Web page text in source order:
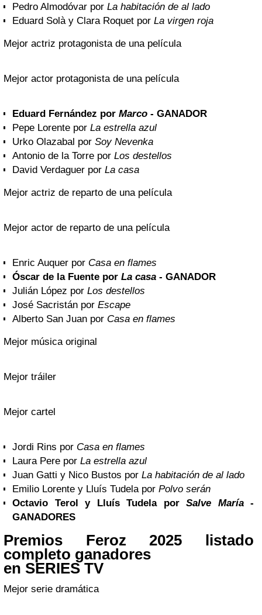
Pedro Almodóvar por La habitación de al lado
Eduard Solà y Clara Roquet por La virgen roja
Mejor actriz protagonista de una película
Mejor actor protagonista de una película
Eduard Fernández por Marco - GANADOR
Pepe Lorente por La estrella azul
Urko Olazabal por Soy Nevenka
Antonio de la Torre por Los destellos
David Verdaguer por La casa
Mejor actriz de reparto de una película
Mejor actor de reparto de una película
Enric Auquer por Casa en flames
Óscar de la Fuente por La casa - GANADOR
Julián López por Los destellos
José Sacristán por Escape
Alberto San Juan por Casa en flames
Mejor música original
Mejor tráiler
Mejor cartel
Jordi Rins por Casa en flames
Laura Pere por La estrella azul
Juan Gatti y Nico Bustos por La habitación de al lado
Emilio Lorente y Lluís Tudela por Polvo serán
Octavio Terol y Lluís Tudela por Salve María-
GANADORES
Premios Feroz 2025 listado
completo ganadores
en SERIES TV
Mejor serie dramática